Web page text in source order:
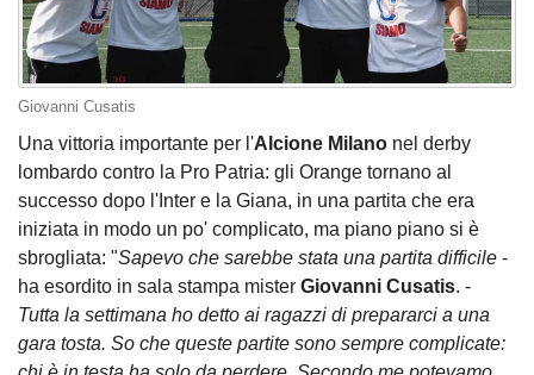
Giovanni Cusatis
Una vittoria importante per l'Alcione Milano nel derby
lombardo contro la Pro Patria: gli Orange tornano al
successo dopo l'Inter e la Giana, in una partita che era
iniziata in modo un po' complicato, ma piano piano si è
sbrogliata: "Sapevo che sarebbe stata una partita difficile -
ha esordito in sala stampa mister Giovanni Cusatis. -
Tutta la settimana ho detto ai ragazzi di prepararci a una
gara tosta. So che queste partite sono sempre complicate: